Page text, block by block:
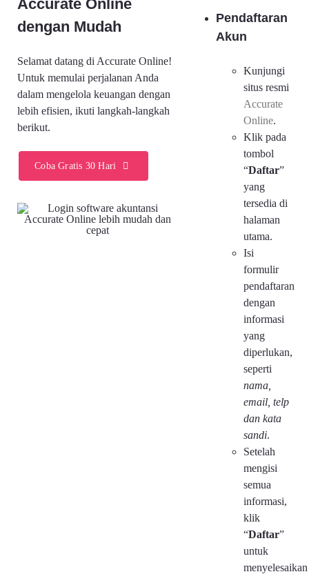
Accurate Online
dengan Mudah
Selamat datang di Accurate Online!
Untuk memulai perjalanan Anda
dalam mengelola keuangan dengan
lebih efisien, ikuti langkah-langkah
berikut.
Coba Gratis 30 Hari
Pendaftaran
Akun
Kunjungi
situs resmi
Accurate
Online.
Klik pada
tombol
“Daftar”
yang
tersedia di
halaman
utama.
Isi
formulir
pendaftaran
dengan
informasi
yang
diperlukan,
seperti
nama,
email, telp
dan kata
sandi.
Setelah
mengisi
semua
informasi,
klik
“Daftar”
untuk
menyelesaikan